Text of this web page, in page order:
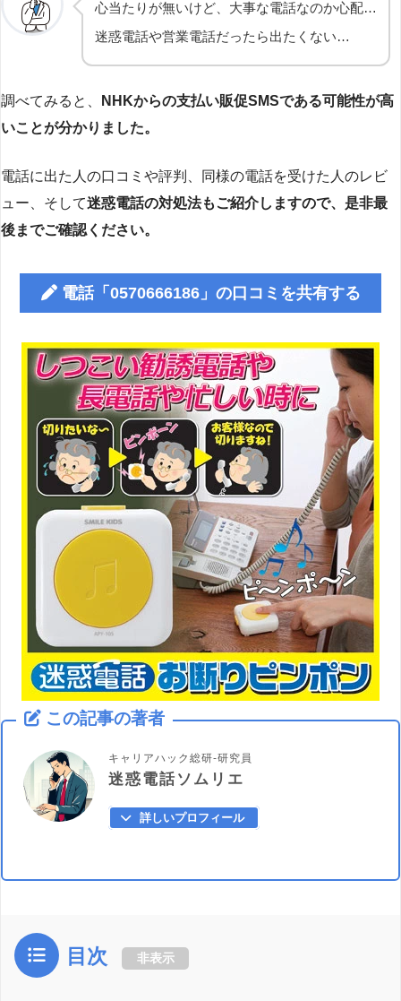
心当たりが無いけど、大事な電話なのか心配…
迷惑電話や営業電話だったら出たくない…
調べてみると、
NHKからの支払い販促SMSである可能性が高
いことが分かりました。
電話に出た人の口コミや評判、同様の電話を受けた人のレビ
ュー、そして迷惑電話の対処法もご紹介しますので、是非最
後までご確認ください。
電話「0570666186」の口コミを共有する
この記事の著者
キャリアハック総研-研究員
迷惑電話ソムリエ
詳しいプロフィール
目次 非表示